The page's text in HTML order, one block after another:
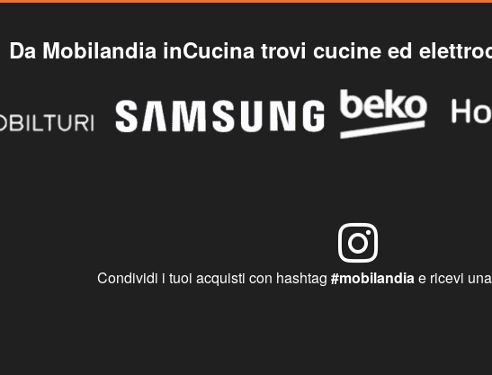
Da Mobilandia inCucina trovi cucine ed
Condividi i tuoi acquisti con hashtag #mobilandiae ricevi